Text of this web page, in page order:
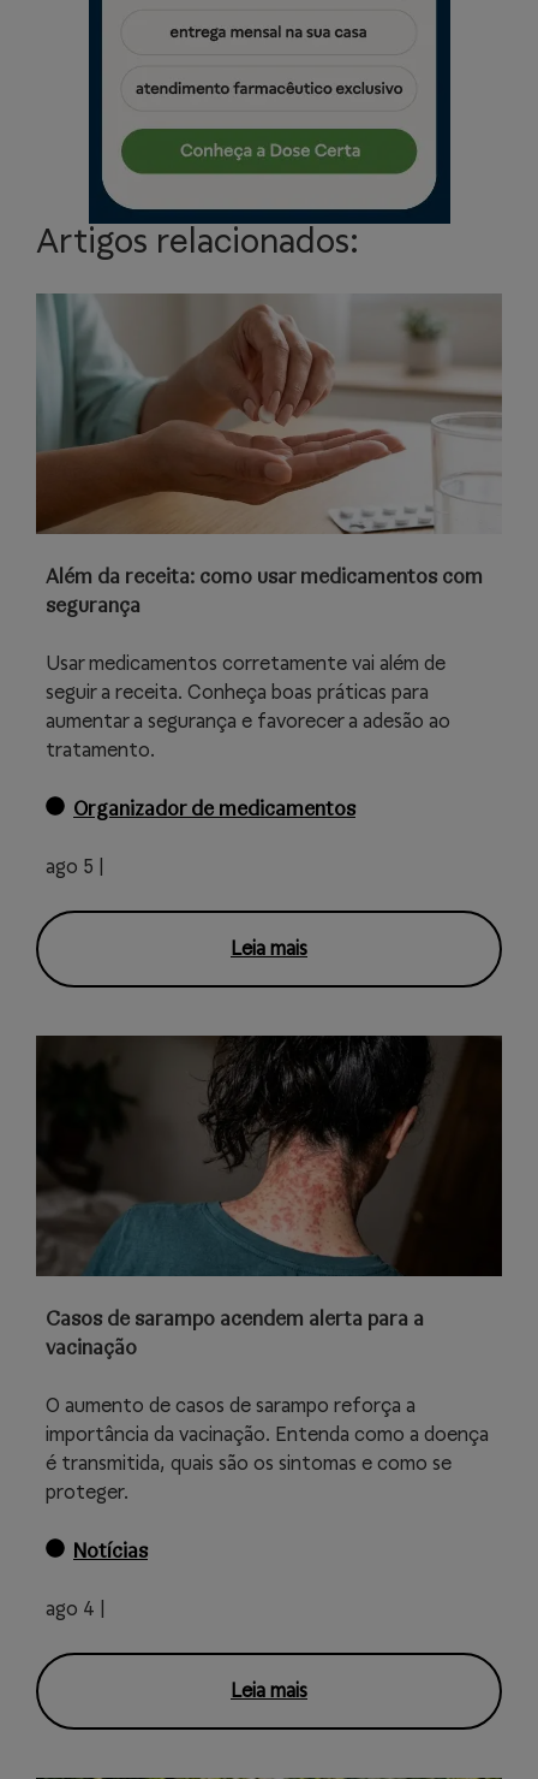
Artigos relacionados:
Além da receita: como usar medicamentos com
segurança
Usar medicamentos corretamente vai além de
seguir a receita. Conheça boas práticas para
aumentar a segurança e favorecer a adesão ao
tratamento.
Organizador de medicamentos
ago 5 |
Leia mais
Casos de sarampo acendem alerta para a
vacinação
O aumento de casos de sarampo reforça a
importância da vacinação. Entenda como a doença
é transmitida, quais são os sintomas e como se
proteger.
Notícias
ago 4 |
Leia mais